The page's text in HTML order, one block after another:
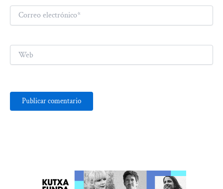
Correo
electrónico*